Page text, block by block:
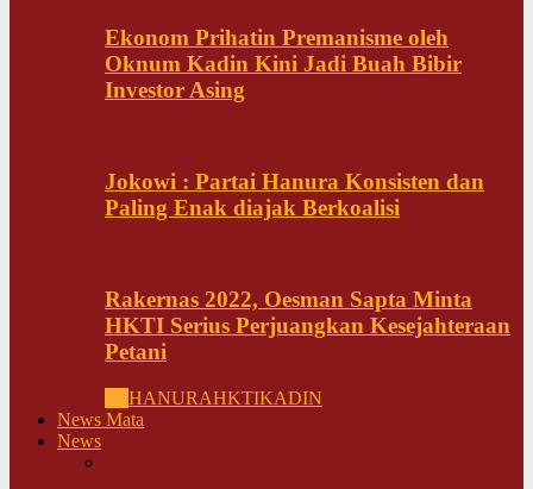
Ekonom Prihatin Premanisme oleh
Oknum Kadin Kini Jadi Buah Bibir
Investor Asing
Jokowi : Partai Hanura Konsisten dan
Paling Enak diajak Berkoalisi
Rakernas 2022, Oesman Sapta Minta
HKTI Serius Perjuangkan Kesejahteraan
Petani
HANURAHKTIKADIN
News Mata
News